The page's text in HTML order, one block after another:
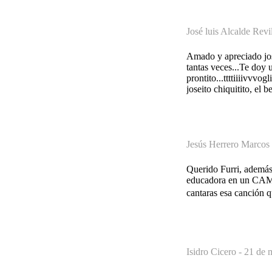
José luis Alcalde
Amado y apreciado
tantas veces...Te doy
joseito chiquitito, el
Jesús Herrero
Querido Furri,
educadora en un
cantaras esa canción
Isidro Cicero - 21 de